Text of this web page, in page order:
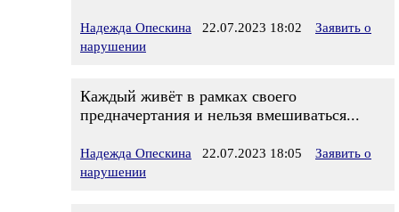
Надежда Опескина 22.07.2023 18:02
Заявить о
нарушении
Каждый живёт в рамках своего
предначертания и нельзя вмешиваться...
Надежда Опескина 22.07.2023 18:05
Заявить о
нарушении